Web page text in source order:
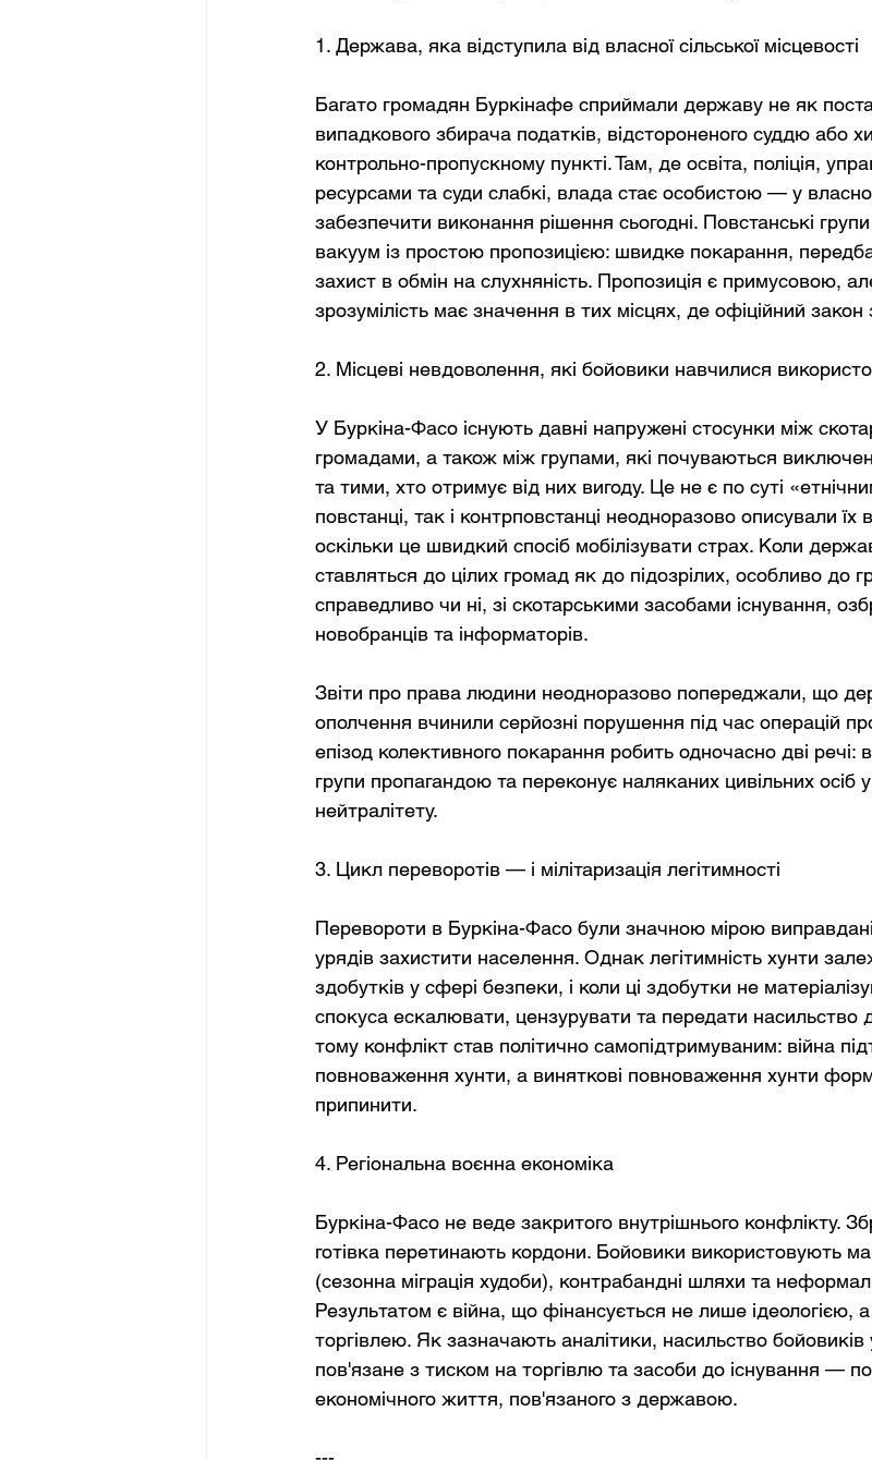
1. Держава, яка відступила від власної сільської місцевості
Багато громадян Буркінафе сприймали державу не як
випадкового збирача податків, відстороненого суддю або
контрольно-пропускному пункті. Там, де освіта, поліція,
ресурсами та суди слабкі, влада стає особистою — у
забезпечити виконання рішення сьогодні. Повстанські
вакуум із простою пропозицією: швидке покарання,
захист в обмін на слухняність. Пропозиція є примусовою,
зрозумілість має значення в тих місцях, де офіційний
2. Місцеві невдоволення, які бойовики навчилися
У Буркіна-Фасо існують давні напружені стосунки між
громадами, а також між групами, які почуваються
та тими, хто отримує від них вигоду. Це не є по суті
повстанці, так і контрповстанці неодноразово описували їх
оскільки це швидкий спосіб мобілізувати страх. Коли
ставляться до цілих громад як до підозрілих, особливо до
справедливо чи ні, зі скотарськими засобами існування,
новобранців та інформаторів.
Звіти про права людини неодноразово попереджали, що
ополчення вчинили серйозні порушення під час операцій
епізод колективного покарання робить одночасно дві речі:
групи пропагандою та переконує наляканих цивільних осіб
нейтралітету.
3. Цикл переворотів — і мілітаризація легітимності
Перевороти в Буркіна-Фасо були значною мірою
урядів захистити населення. Однак легітимність хунти
здобутків у сфері безпеки, і коли ці здобутки не
спокуса ескалювати, цензурувати та передати
тому конфлікт став політично самопідтримуваним: війна
повноваження хунти, а виняткові повноваження хунти
припинити.
4. Регіональна воєнна економіка
Буркіна-Фасо не веде закритого внутрішнього конфлікту.
готівка перетинають кордони. Бойовики використовують
(сезонна міграція худоби), контрабандні шляхи та
Результатом є війна, що фінансується не лише ідеологією,
торгівлею. Як зазначають аналітики, насильство бойовиків
пов'язане з тиском на торгівлю та засоби до існування —
економічного життя, пов'язаного з державою.